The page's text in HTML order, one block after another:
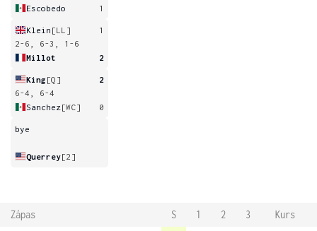
Escobedo
1
Klein [LL]
1
2-6, 6-3, 1-6
Millot
2
King [Q]
2
6-4, 6-4
Sanchez [WC] 0
bye
Querrey[2]
Zápas S 1 2 3
Kurs